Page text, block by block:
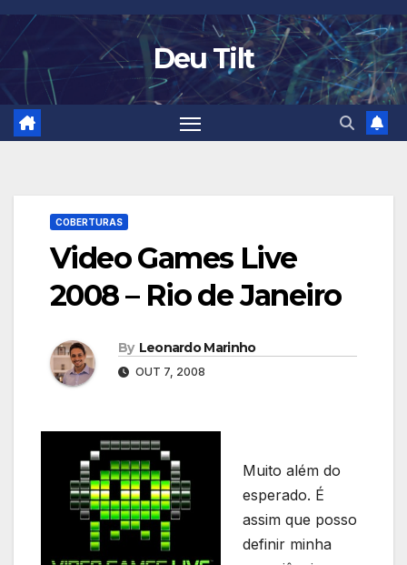
Skip
to
content
Deu Tilt
COBERTURAS
Video Games Live
2008 – Rio de Janeiro
By Leonardo Marinho
OUT 7, 2008
Muito além do
esperado. É
assim que posso
definir minha